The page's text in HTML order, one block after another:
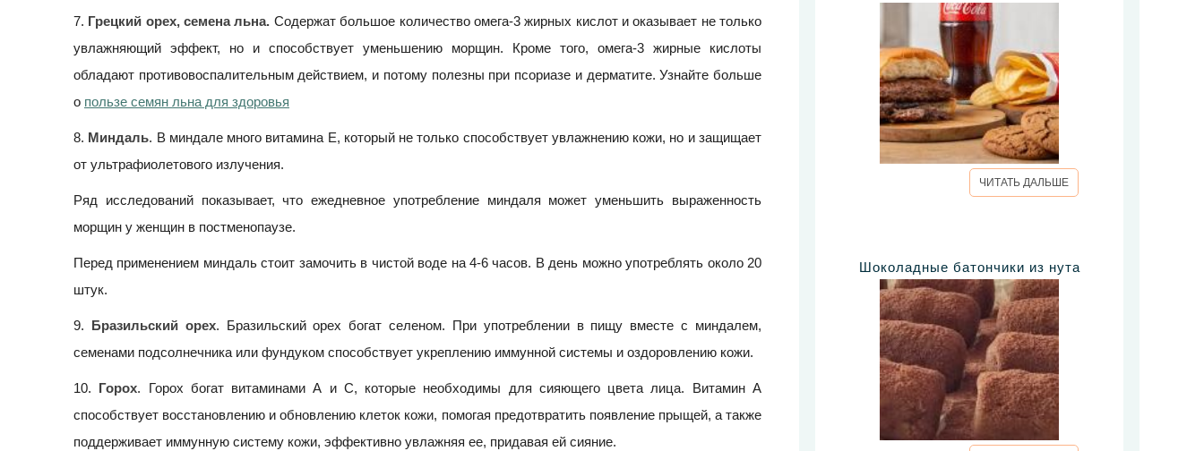
7. Грецкий орех, семена льна. Содержат большое количество омега-3 жирных кислот и оказывает не только
увлажняющий эффект, но и способствует уменьшению морщин. Кроме того, омега-3 жирные кислоты
обладают противовоспалительным действием, и потому полезны при псориазе и дерматите. Узнайте больше
о пользе семян льна для здоровья
8. Миндаль. В миндале много витамина Е, который не только способствует увлажнению кожи, но и защищает
от ультрафиолетового излучения.
Ряд исследований показывает, что ежедневное употребление миндаля может уменьшить выраженность
морщин у женщин в постменопаузе.
Перед применением миндаль стоит замочить в чистой воде на 4-6 часов. В день можно употреблять около 20
штук.
9. Бразильский орех. Бразильский орех богат селеном. При употреблении в пищу вместе с миндалем,
семенами подсолнечника или фундуком способствует укреплению иммунной системы и оздоровлению кожи.
10. Горох. Горох богат витаминами А и С, которые необходимы для сияющего цвета лица. Витамин А
способствует восстановлению и обновлению клеток кожи, помогая предотвратить появление прыщей, а также
поддерживает иммунную систему кожи, эффективно увлажняя ее, придавая ей сияние.
ЧИТАТЬ ДАЛЬШЕ
Шоколадные батончики из нута